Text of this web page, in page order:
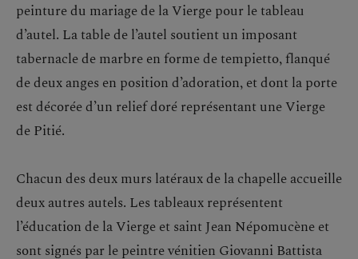
peinture du mariage de la Vierge pour le tableau
d’autel. La table de l’autel soutient un imposant
tabernacle de marbre en forme de tempietto, flanqué
de deux anges en position d’adoration, et dont la porte
est décorée d’un relief doré représentant une Vierge
de Pitié.
Chacun des deux murs latéraux de la chapelle accueille
deux autres autels. Les tableaux représentent
l’éducation de la Vierge et saint Jean Népomucène et
sont signés par le peintre vénitien Giovanni Battista